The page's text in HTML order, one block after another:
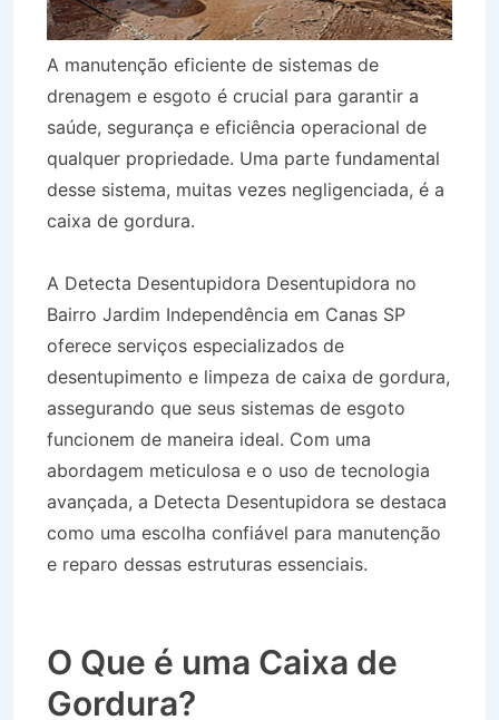
A manutenção eficiente de sistemas de
drenagem e esgoto é crucial para garantir a
saúde, segurança e eficiência operacional de
qualquer propriedade. Uma parte fundamental
desse sistema, muitas vezes negligenciada, é a
caixa de gordura.
A Detecta Desentupidora Desentupidora no
Bairro Jardim Independência em Canas SP
oferece serviços especializados de
desentupimento e limpeza de caixa de gordura,
assegurando que seus sistemas de esgoto
funcionem de maneira ideal. Com uma
abordagem meticulosa e o uso de tecnologia
avançada, a Detecta Desentupidora se destaca
como uma escolha confiável para manutenção
e reparo dessas estruturas essenciais.
O Que é uma Caixa de
Gordura?